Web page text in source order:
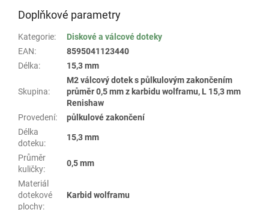
Doplňkové parametry
Kategorie:
Diskové a válcové doteky
EAN:
8595041123440
Délka: 15,3 mm
Skupina:
M2 válcový dotek s půlkulovým zakončením
průměr 0,5 mm z karbidu wolframu, L 15,3 mm
Renishaw
Provedení:
půlkulové zakončení
Délka
doteku:
15,3 mm
Průměr
kuličky:
0,5 mm
Materiál
dotekové
plochy:
Karbid wolframu